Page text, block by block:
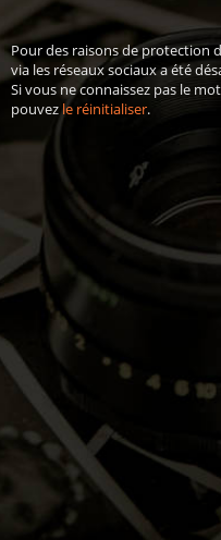
Pour des raisons de protection
via les réseaux sociaux a été
Si vous ne connaissez pas le
pouvezle réinitialiser.